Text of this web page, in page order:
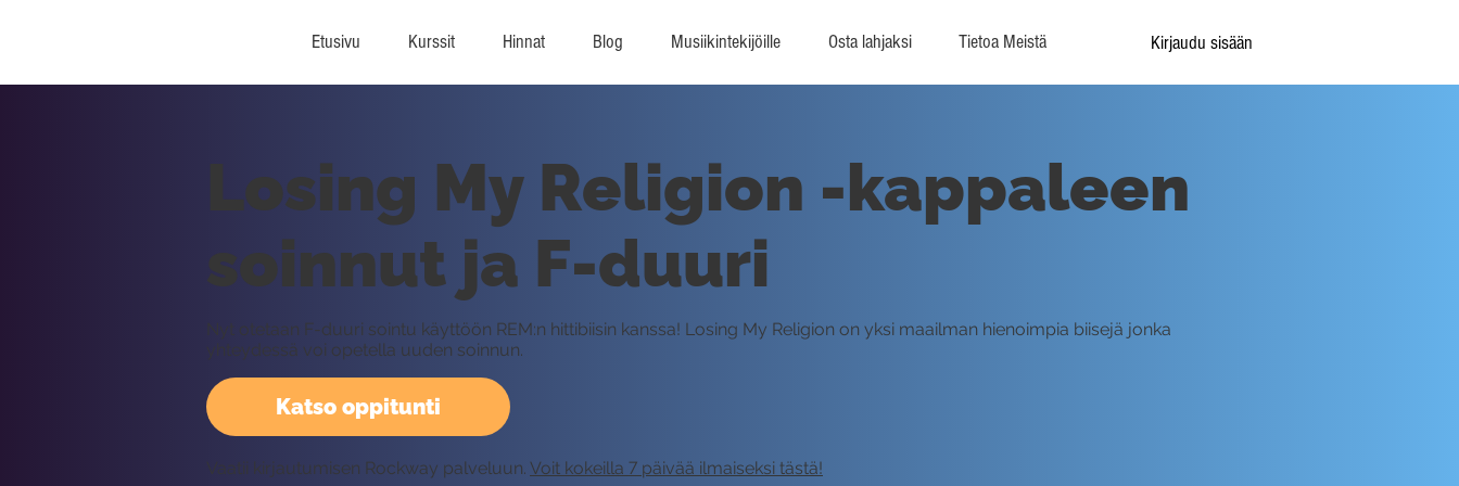
Etusivu Kurssit Hinnat Blog Musiikintekijöille Osta lahjaksi Tietoa Meistä Kirjaudu sisään
Katso oppitunti
Losing My Religion -kappaleen
soinnut ja F-duuri
Nyt otetaan F-duuri sointu käyttöön REM:n hittibiisin kanssa! Losing My Religion on yksi maailman hienoimpia biisejä jonka
yhteydessä voi opetella uuden soinnun.
Vaatii kirjautumisen Rockway palveluun. Voit kokeilla 7 päivää ilmaiseksi tästä!